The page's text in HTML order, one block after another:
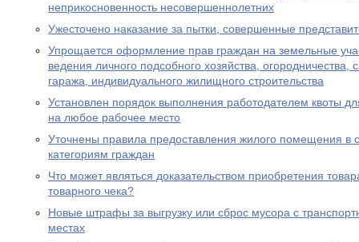
неприкосновенность несовершеннолетних
Ужесточено наказание за пытки, совершенные
Упрощается оформление прав граждан на земельные
ведения личного подсобного хозяйства, огородничества,
гаража, индивидуального жилищного строительства
Установлен порядок выполнения работодателем квоты
на любое рабочее место
Уточнены правила предоставления жилого помещения в
категориям граждан
Что может являться доказательством приобретения
товарного чека?
Новые штрафы за выгрузку или сброс мусора с
местах